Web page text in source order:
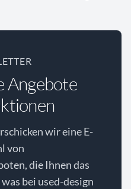
Angebote
wir eine E-
von
die Ihnen das
bei used-design